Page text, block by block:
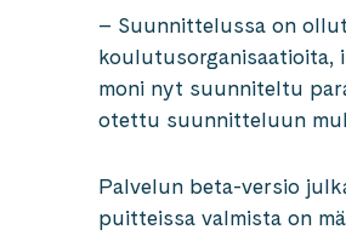
– Suunnittelussa on
koulutusorganisaatioita,
moni nyt suunniteltu
otettu suunnitteluun
Palvelun beta-versio
puitteissa valmista on